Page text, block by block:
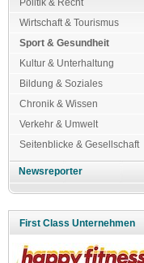
Politik & Recht
Wirtschaft & Tourismus
Sport & Gesundheit
Kultur & Unterhaltung
Bildung & Soziales
Chronik & Wissen
Verkehr & Umwelt
Seitenblicke & Gesellschaft
Newsreporter
First Class Unternehmen